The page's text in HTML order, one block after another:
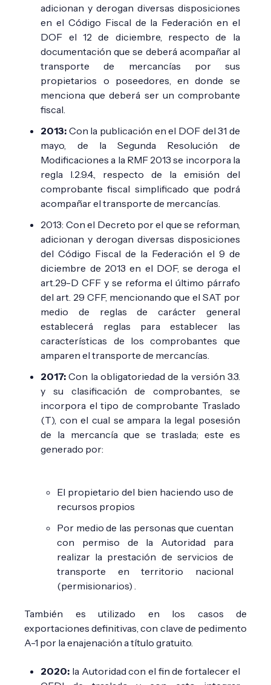
adicionan y derogan diversas disposiciones
en el Código Fiscal de la Federación en el
DOF el 12 de diciembre, respecto de la
documentación que se deberá acompañar al
transporte de mercancías por sus
propietarios o poseedores, en donde se
menciona que deberá ser un comprobante
fiscal.
2013: Con la publicación en el DOF del 31 de
mayo, de la Segunda Resolución de
Modificaciones a la RMF 2013 se incorpora la
regla I.2.9.4., respecto de la emisión del
comprobante fiscal simplificado que podrá
acompañar el transporte de mercancías.
2013: Con el Decreto por el que se reforman,
adicionan y derogan diversas disposiciones
del Código Fiscal de la Federación el 9 de
diciembre de 2013 en el DOF, se deroga el
art.29-D CFF y se reforma el último párrafo
del art. 29 CFF, mencionando que el SAT por
medio de reglas de carácter general
establecerá reglas para establecer las
características de los comprobantes que
amparen el transporte de mercancías.
2017:Con la obligatoriedad de la versión 3.3.
y su clasificación de comprobantes, se
incorpora el tipo de comprobante Traslado
(T), con el cual se ampara la legal posesión
de la mercancía que se traslada; este es
generado por:
El propietario del bien haciendo uso de
recursos propios
Por medio de las personas que cuentan
con permiso de la Autoridad para
realizar la prestación de servicios de
transporte en territorio nacional
(permisionarios) .
También es utilizado en los casos de
exportaciones definitivas, con clave de pedimento
A-1 por la enajenación a título gratuito.
2020: la Autoridad con el fin de fortalecer el